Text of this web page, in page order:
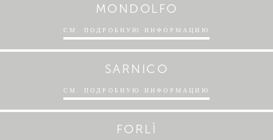
MONDOLFO
СМ. ПОДРОБНУЮ ИНФОРМАЦИЮ
SARNICO
СМ. ПОДРОБНУЮ ИНФОРМАЦИЮ
FORLÌ